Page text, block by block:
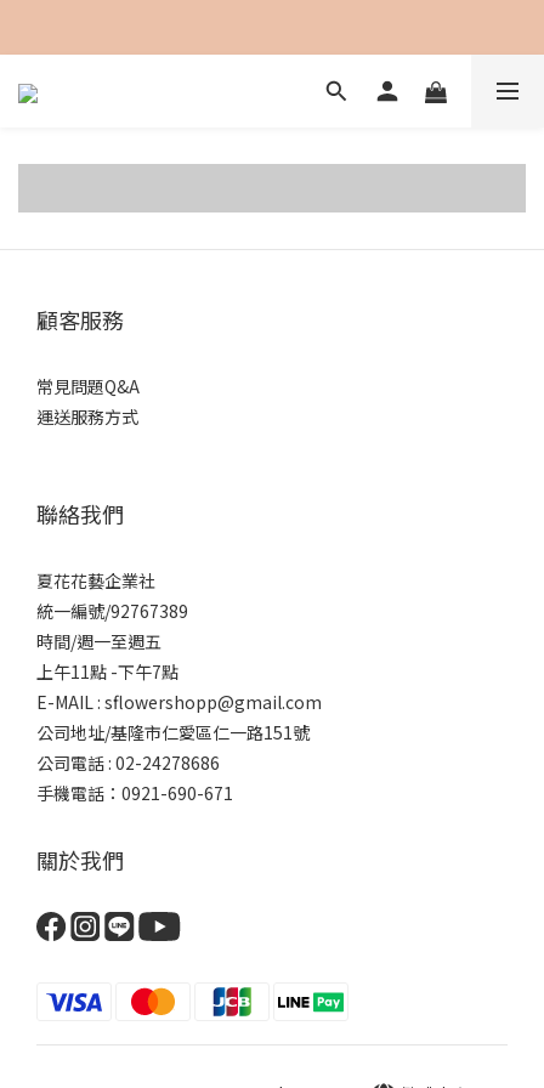
加入會員即可享用購物金100元折抵
顧客服務
常見問題Q&A
運送服務方式
聯絡我們
夏花花藝企業社
統一編號/92767389
時間/週一至週五
上午11點 -下午7點
E-MAIL : sflowershopp@gmail.com
公司地址/基隆市仁愛區仁一路151號
公司電話 : 02-24278686
手機電話：0921-690-671
關於我們